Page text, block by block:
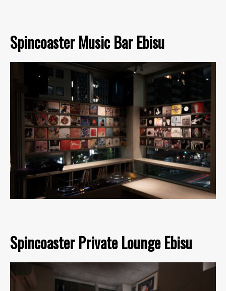
Spincoaster Music Bar Ebisu
Spincoaster Private Lounge Ebisu